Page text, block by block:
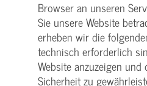
Browser an unseren
Sie unsere Website
erheben wir die
technisch erforderlich
Website anzuzeigen
Sicherheit zu